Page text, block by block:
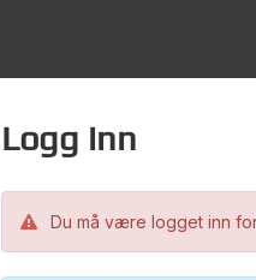
Logg inn
Du må være logget inn